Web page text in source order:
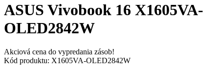
ASUS Vivobook 16 X1605VA-
OLED2842W
Akciová cena do vypredania zásob!
Kód produktu: X1605VA-OLED2842W